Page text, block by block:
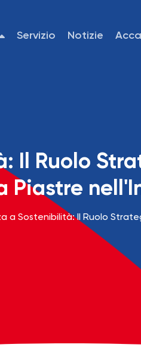
Servizio Notizie
Il Ruolo
Piastre
a Sostenibilità: Il Ruolo